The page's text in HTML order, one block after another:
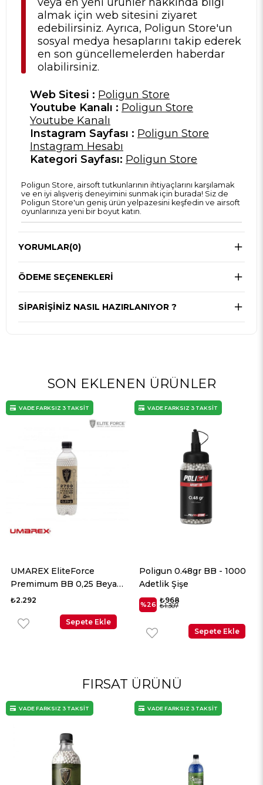
veya en yeni ürünler hakkında bilgi
almak için web sitesini ziyaret
edebilirsiniz. Ayrıca, Poligun Store'un
sosyal medya hesaplarını takip ederek
en son güncellemelerden haberdar
olabilirsiniz.
Web Sitesi : Poligun Store
Youtube Kanalı : Poligun Store
Youtube Kanalı
Instagram Sayfası : Poligun Store
Instagram Hesabı
Kategori Sayfası: Poligun Store
Poligun Store, airsoft tutkunlarının ihtiyaçlarını karşılamak
ve en iyi alışveriş deneyimini sunmak için burada! Siz de
Poligun Store'un geniş ürün yelpazesini keşfedin ve airsoft
oyunlarınıza yeni bir boyut katın.
YORUMLAR(0)
ÖDEME SEÇENEKLERI
SIPARIŞINIZ NASIL HAZIRLANIYOR ?
SON EKLENEN ÜRÜNLER
UMAREX EliteForce
Premimum BB 0,25 Beyaz
2700 Adet
₺2.292
Sepete Ekle
VADE FARKSIZ 3 TAKSİT
Poligun 0.48gr BB - 1000
Adetlik Şişe
%26 ₺968
₺1.307
Sepete Ekle
VADE FARKSIZ 3 TAKSİT
FIRSAT ÜRÜNÜ
VADE FARKSIZ 3 TAKSİT VADE FARKSIZ 3 TAKSİT